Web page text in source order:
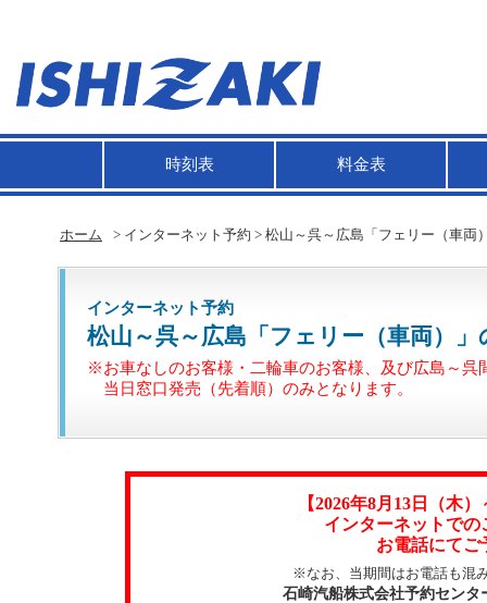
時刻表 料金表
ホーム > インターネット予約 > 松山～呉～広島「フェリー（車両
インターネット予約
松山～呉～広島「フェリー（車両）」
※お車なしのお客様・二輪車のお客様、及び広島～呉
当日窓口発売（先着順）のみとなります。
【2026年8月13日（木
インターネットで
お電話にてご
※なお、当期間はお電話も混
石崎汽船株式会社予約センタ